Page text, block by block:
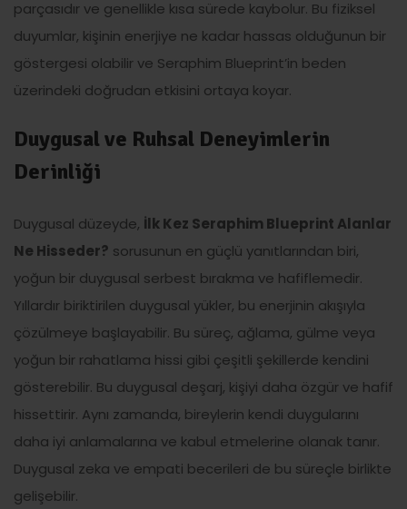
parçasıdır ve genellikle kısa sürede kaybolur. Bu fiziksel
duyumlar, kişinin enerjiye ne kadar hassas olduğunun bir
göstergesi olabilir ve Seraphim Blueprint’in beden
üzerindeki doğrudan etkisini ortaya koyar.
Duygusal ve Ruhsal Deneyimlerin
Derinliği
Duygusal düzeyde, İlk Kez Seraphim Blueprint Alanlar
Ne Hisseder? sorusunun en güçlü yanıtlarından biri,
yoğun bir duygusal serbest bırakma ve hafiflemedir.
Yıllardır biriktirilen duygusal yükler, bu enerjinin akışıyla
çözülmeye başlayabilir. Bu süreç, ağlama, gülme veya
yoğun bir rahatlama hissi gibi çeşitli şekillerde kendini
gösterebilir. Bu duygusal deşarj, kişiyi daha özgür ve hafif
hissettirir. Aynı zamanda, bireylerin kendi duygularını
daha iyi anlamalarına ve kabul etmelerine olanak tanır.
Duygusal zeka ve empati becerileri de bu süreçle birlikte
gelişebilir.